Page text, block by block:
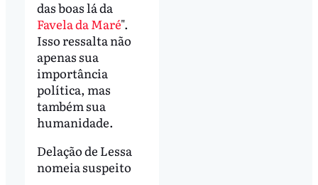
das boas lá da
Favela da Maré".
Isso ressalta não
apenas sua
importância
política, mas
também sua
humanidade.
Delação de Lessa
nomeia suspeito